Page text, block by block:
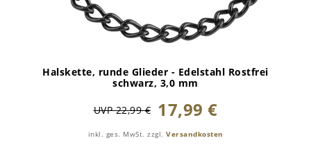
Halskette, runde Glieder - Edelstahl Rostfrei
schwarz, 3,0 mm
UVP 22,99 € 17,99 €
inkl. ges. MwSt. zzgl. Versandkosten